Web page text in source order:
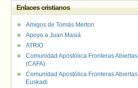
Enlaces cristianos
Amigos de Tomás Merton
Apoyo a Juan Masiá
ATRIO
Comunidad Apostólica Fronteras Abiertas
(CAFA)
Comunidad Apostólica Fronteras Abiertas
Euskadi